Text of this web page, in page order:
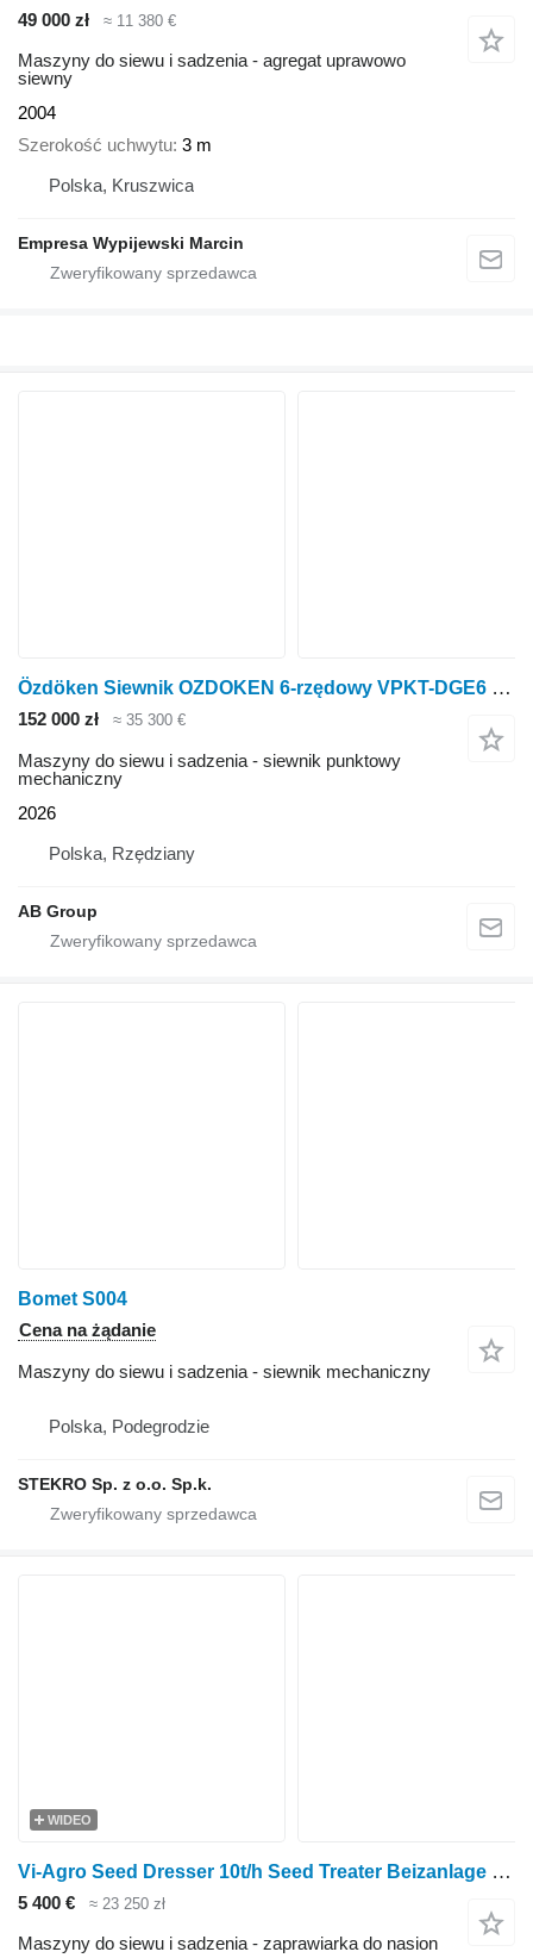
49 000 zł
≈ 11 380 €
Maszyny do siewu i sadzenia - agregat uprawowo
siewny
2004
Szerokość uchwytu 3 m
Polska, Kruszwica
Empresa Wypijewski Marcin
Özdöken Siewnik OZDOKEN 6-rzędowy VPKT-DGE6 napęd elektryczny i ISOBUS d
152 000 zł ≈ 35 300 €
Maszyny do siewu i sadzenia - siewnik punktowy
mechaniczny
2026
Polska, Rzędziany
AB Group
Bomet S004
Cena na żądanie
Maszyny do siewu i sadzenia - siewnik mechaniczny
Polska, Podegrodzie
STEKRO Sp. z o.o. Sp.k.
WIDEO
Vi-Agro Seed Dresser 10t/h Seed Treater Beizanlage Mořička osiva
5 400 € ≈ 23 250 zł
Maszyny do siewu i sadzenia - zaprawiarka do nasion